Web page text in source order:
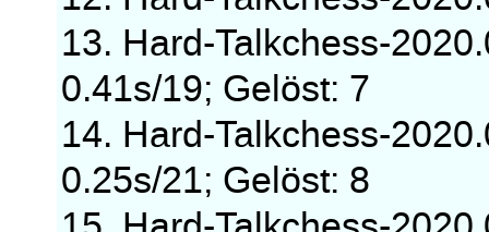
13. Hard-Talkchess-
0.41s/19; Gelöst: 7
14. Hard-Talkchess-
0.25s/21; Gelöst: 8